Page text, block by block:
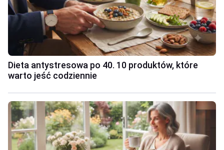
Dieta antystresowa po 40. 10 produktów, które
warto jeść codziennie